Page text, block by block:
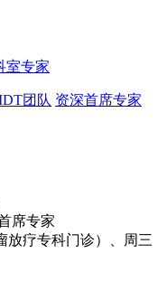
室专家
团队 资深首席专家
席专家
放疗专科门诊）、周三